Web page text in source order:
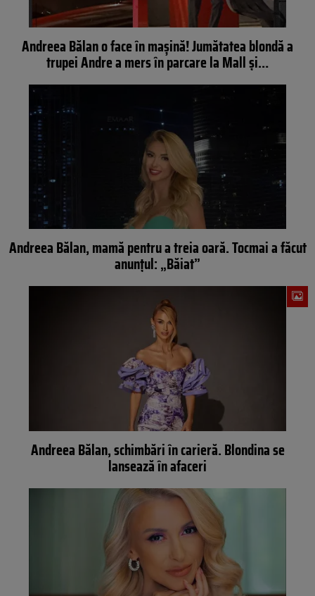
Andreea Bălan o face în mașină! Jumătatea blondă a
trupei Andre a mers în parcare la Mall și…
Andreea Bălan, mamă pentru a treia oară. Tocmai a făcut
anunţul: „Băiat”
Andreea Bălan, schimbări în carieră. Blondina se
lansează în afaceri